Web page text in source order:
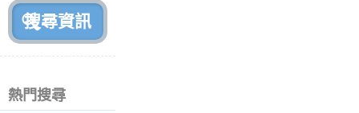
熱門搜尋